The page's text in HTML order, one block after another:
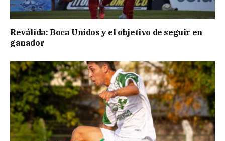
Reválida: Boca Unidos y el objetivo de seguir en
ganador